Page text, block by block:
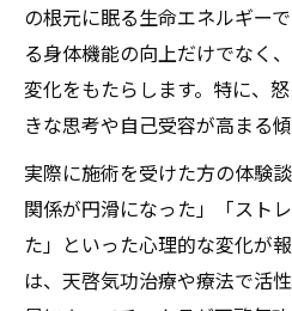
の根元に眠る生命エネルギー
る身体機能の向上だけでなく
変化をもたらします。特に、
きな思考や自己受容が高まる傾
実際に施術を受けた方の体験
関係が円滑になった」「スト
た」といった心理的な変化が
は、天啓気功治療や療法で活